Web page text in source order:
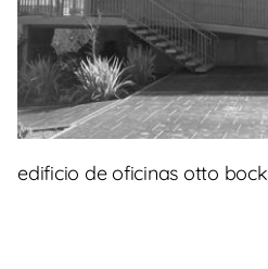
edificio de oficinas otto bock